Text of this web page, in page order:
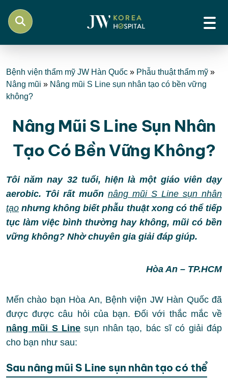
Bệnh viện thẩm mỹ JW Hàn Quốc » Phẫu thuật thẩm mỹ »
Nâng mũi » Nâng mũi S Line sụn nhân tạo có bền vững
không?
Nâng Mũi S Line Sụn Nhân
Tạo Có Bền Vững Không?
Tôi năm nay 32 tuổi, hiện là một giáo viên dạy
aerobic. Tôi rất muốn nâng mũi S Line sụn nhân
tạo nhưng không biết phẫu thuật xong có thể tiếp
tục làm việc bình thường hay không, mũi có bền
vững không? Nhờ chuyên gia giải đáp giúp.
Hòa An – TP.HCM
Mến chào bạn Hòa An, Bệnh viện JW Hàn Quốc đã
được được câu hỏi của bạn. Đối với thắc mắc về
nâng mũi S Line sụn nhân tạo, bác sĩ có giải đáp
cho bạn như sau:
Sau nâng mũi S Line sụn nhân tạo có thể